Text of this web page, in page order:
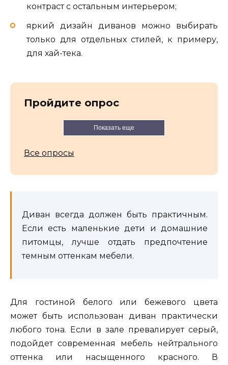
контраст с остальным интерьером;
яркий дизайн диванов можно выбирать
только для отдельных стилей, к примеру,
для хай-тека.
Пройдите опрос
Показать еще
Все опросы
Диван всегда должен быть практичным.
Если есть маленькие дети и домашние
питомцы, лучше отдать предпочтение
темным оттенкам мебели.
Для гостиной белого или бежевого цвета
может быть использован диван практически
любого тона. Если в зале превалирует серый,
подойдет современная мебель нейтрального
оттенка или насыщенного красного. В